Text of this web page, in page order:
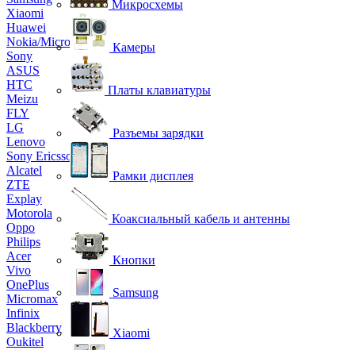
Xiaomi
Huawei
Nokia/Microsoft
Sony
ASUS
HTC
Meizu
FLY
LG
Lenovo
Sony Ericsson
Alcatel
ZTE
Explay
Motorola
Oppo
Philips
Acer
Vivo
OnePlus
Micromax
Infinix
Blackberry
Oukitel
Микросхемы
Камеры
Платы клавиатуры
Разъемы зарядки
Рамки дисплея
Коаксиальный кабель и антенны
Кнопки
Samsung
Xiaomi